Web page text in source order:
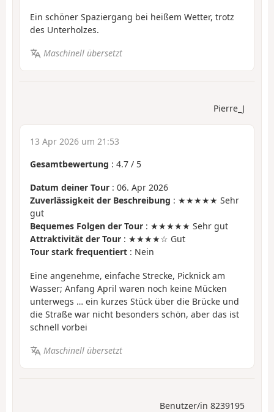
Ein schöner Spaziergang bei heißem Wetter, trotz
des Unterholzes.
Maschinell übersetzt
Pierre_J
13 Apr 2026 um 21:53
Gesamtbewertung : 4.7 / 5
Datum deiner Tour : 06. Apr 2026
Zuverlässigkeit der Beschreibung : ★★★★★ Sehr
gut
Bequemes Folgen der Tour : ★★★★★ Sehr gut
Attraktivität der Tour : ★★★★☆ Gut
Tour stark frequentiert : Nein
Eine angenehme, einfache Strecke, Picknick am
Wasser; Anfang April waren noch keine Mücken
unterwegs … ein kurzes Stück über die Brücke und
die Straße war nicht besonders schön, aber das ist
schnell vorbei
Maschinell übersetzt
Benutzer/in 8239195